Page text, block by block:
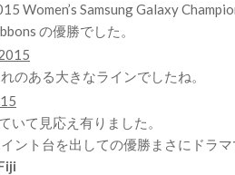
Women’s Samsung Galaxy
の優勝でした。
のある大きなラインでしたね。
いて見応え有りました。
ント台を出しての優勝まさにドラマ